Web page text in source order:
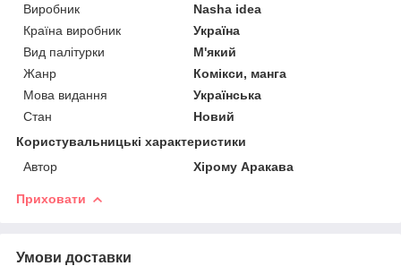
Виробник
Nasha idea
Країна виробник
Україна
Вид палітурки
М'який
Жанр
Комікси, манга
Мова видання
Українська
Стан
Новий
Користувальницькі характеристики
Автор
Хірому Аракава
Приховати
Умови доставки